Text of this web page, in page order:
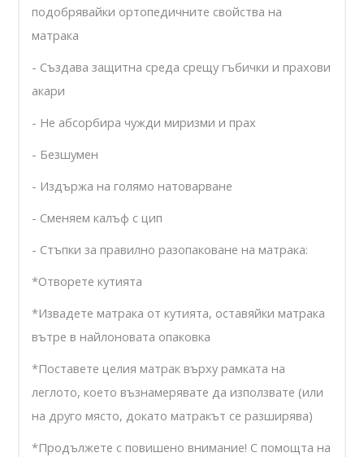
подобрявайки ортопедичните свойства на
матрака
- Създава защитна среда срещу гъбички и прахови
акари
- Не абсорбира чужди миризми и прах
- Безшумен
- Издържа на голямо натоварване
- Сменяем калъф с цип
- Стъпки за правилно разопаковане на матрака:
*Отворете кутията
*Извадете матрака от кутията, оставяйки матрака
вътре в найлоновата опаковка
*Поставете целия матрак върху рамката на
леглото, което възнамерявате да използвате (или
на друго място, докато матракът се разширява)
*Продължете с повишено внимание! С помощта на